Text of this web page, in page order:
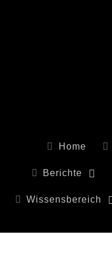
Home
Berichte
Wissensbereich